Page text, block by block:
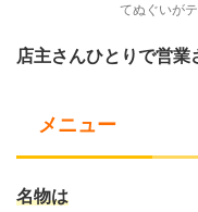
てぬぐいが
店主さんひとりで営業
メニュー
名物は